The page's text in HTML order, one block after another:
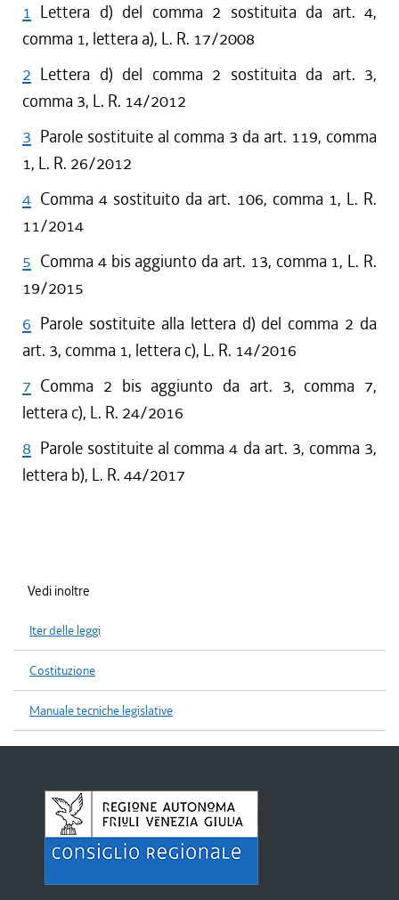
1 Lettera d) del comma 2 sostituita da art. 4,
comma 1, lettera a), L. R. 17/2008
2 Lettera d) del comma 2 sostituita da art. 3,
comma 3, L. R. 14/2012
3 Parole sostituite al comma 3 da art. 119, comma
1, L. R. 26/2012
4 Comma 4 sostituito da art. 106, comma 1, L. R.
11/2014
5 Comma 4 bis aggiunto da art. 13, comma 1, L. R.
19/2015
6 Parole sostituite alla lettera d) del comma 2 da
art. 3, comma 1, lettera c), L. R. 14/2016
7 Comma 2 bis aggiunto da art. 3, comma 7,
lettera c), L. R. 24/2016
8 Parole sostituite al comma 4 da art. 3, comma 3,
lettera b), L. R. 44/2017
Vedi inoltre
Iter delle leggi
Costituzione
Manuale tecniche legislative